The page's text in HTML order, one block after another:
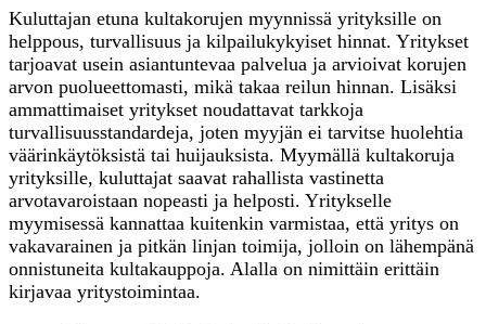
Kuluttajan etuna kultakorujen myynnissä yrityksille on
helppous, turvallisuus ja kilpailukykyiset hinnat. Yritykset
tarjoavat usein asiantuntevaa palvelua ja arvioivat korujen
arvon puolueettomasti, mikä takaa reilun hinnan. Lisäksi
ammattimaiset yritykset noudattavat tarkkoja
turvallisuusstandardeja, joten myyjän ei tarvitse huolehtia
väärinkäytöksistä tai huijauksista. Myymällä kultakoruja
yrityksille, kuluttajat saavat rahallista vastinetta
arvotavaroistaan nopeasti ja helposti. Yritykselle
myymisessä kannattaa kuitenkin varmistaa, että yritys on
vakavarainen ja pitkän linjan toimija, jolloin on lähempänä
onnistuneita kultakauppoja. Alalla on nimittäin erittäin
kirjavaa yritystoimintaa.